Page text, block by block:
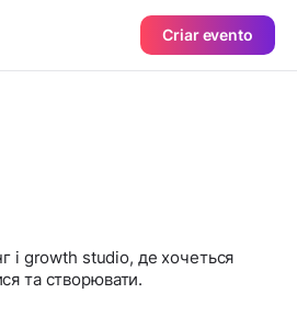
Criar evento
і growth studio, де хочеться
та створювати.